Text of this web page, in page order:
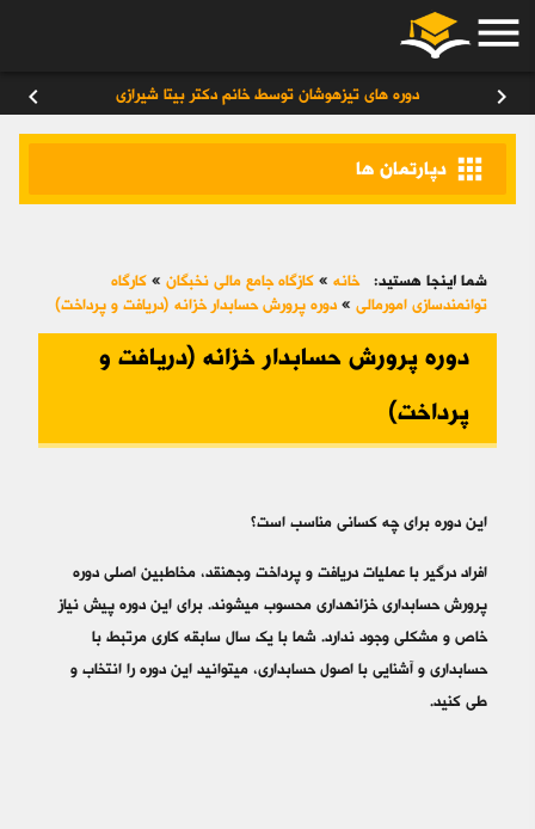
menu
chevron_right دوره های تیزهوشان توسط خانم دکتر بیتا شیرازی chevron_left
apps دپارتمان ها
شما اینجا هستید: خانه » کازگاه جامع مالی نخبگان » کارگاه
توانمندسازی امورمالی » دوره پرورش حسابدار خزانه (دریافت و پرداخت)
دوره پرورش حسابدار خزانه (دریافت و
پرداخت)
این دوره برای چه کسانی مناسب است؟
افراد درگیر با عملیات دریافت و پرداخت وجه­‎نقد، مخاطبین اصلی دوره
پرورش حسابداری خزانه‎­داری محسوب می­‎شوند. برای این دوره پیش نیاز
خاص و مشکلی وجود ندارد. شما با یک سال سابقه کاری مرتبط با
حسابداری و آشنایی با اصول حسابداری، می­‎توانید این دوره را انتخاب و
طی کنید.